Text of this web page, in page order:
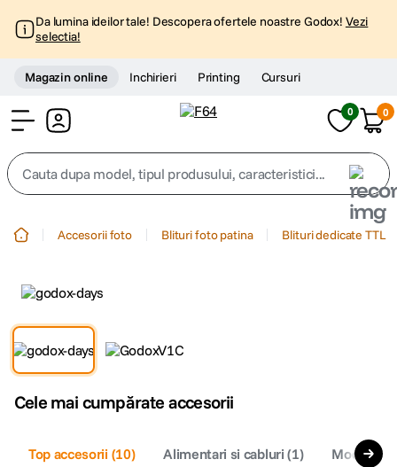
Da lumina ideilor tale! Descopera ofertele noastre Godox! Vezi
selectia!
Magazin online Inchirieri Printing Cursuri
0 0
Cauta dupa model, tipul produsului, caracteristici...
3. trepied telefon
peak design
Accesorii foto Blituri foto patina Blituri dedicate TTL
Cele mai cumpărate accesorii
Top accesorii (10) Alimentari si cabluri (1)